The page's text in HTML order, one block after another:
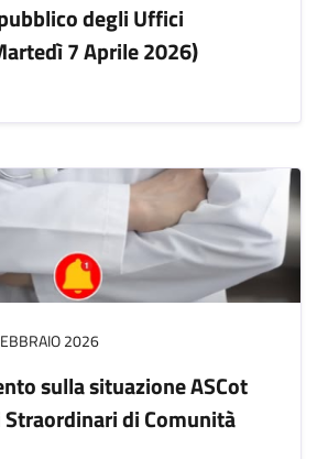
degli Uffici
7 Aprile 2026)
2026
sulla situazione ASCot
di Comunità